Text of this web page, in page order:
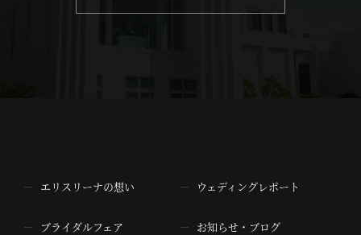
エリスリーナの想い
ブライダルフェア
ウェディングレポート
お知らせ・ブログ